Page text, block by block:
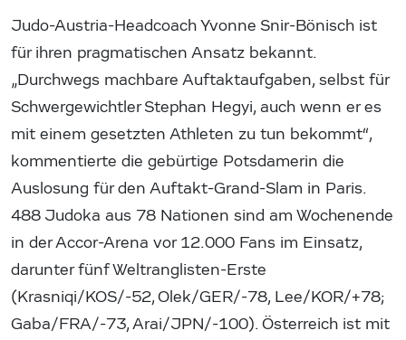
Judo-Austria-Headcoach Yvonne Snir-Bönisch ist
für ihren pragmatischen Ansatz bekannt.
„Durchwegs machbare Auftaktaufgaben, selbst für
Schwergewichtler Stephan Hegyi, auch wenn er es
mit einem gesetzten Athleten zu tun bekommt“,
kommentierte die gebürtige Potsdamerin die
Auslosung für den Auftakt-Grand-Slam in Paris.
488 Judoka aus 78 Nationen sind am Wochenende
in der Accor-Arena vor 12.000 Fans im Einsatz,
darunter fünf Weltranglisten-Erste
(Krasniqi/KOS/-52, Olek/GER/-78, Lee/KOR/+78;
Gaba/FRA/-73, Arai/JPN/-100). Österreich ist mit